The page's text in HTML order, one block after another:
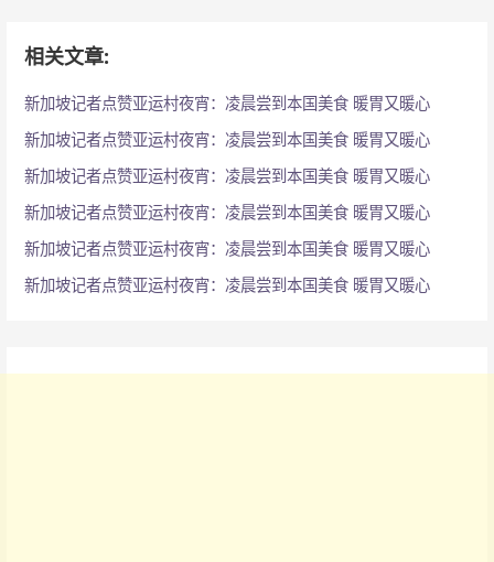
相关文章:
新加坡记者点赞亚运村夜宵：凌晨尝到本国美食 暖胃又暖心
新加坡记者点赞亚运村夜宵：凌晨尝到本国美食 暖胃又暖心
新加坡记者点赞亚运村夜宵：凌晨尝到本国美食 暖胃又暖心
新加坡记者点赞亚运村夜宵：凌晨尝到本国美食 暖胃又暖心
新加坡记者点赞亚运村夜宵：凌晨尝到本国美食 暖胃又暖心
新加坡记者点赞亚运村夜宵：凌晨尝到本国美食 暖胃又暖心